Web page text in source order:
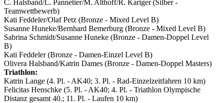
C. Halsband/L. Pannetier/M. Althoff/R. Kariger (Silber -
Teamwettbewerb)
Kati Feddeler/Olaf Petz (Bronze - Mixed Level B)
Susanne Huneke/Bernhard Bemerburg (Bronze - Mixed Level B)
Sabrina Schmidt/Susanne Huneke (Bronze - Damen-Doppel Level
B)
Kati Feddeler (Bronze - Damen-Einzel Level B)
Olivera Halsband/Katrin Dames (Bronze - Damen-Doppel Masters)
Triathlon:
Katrin Lange (4. Pl. - AK40; 3. Pl. - Rad-Einzelzeitfahren 10 km)
Felicitas Henschke (5. Pl. - AK40; 4. Pl. - Triathlon Olympische
Distanz gesamt 40.; 11. Pl. - Laufen 10 km)